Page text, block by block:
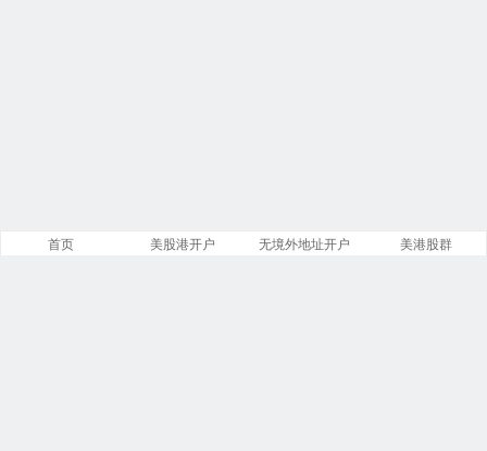
首页 美股港开户 无境外地址开户 美港股群